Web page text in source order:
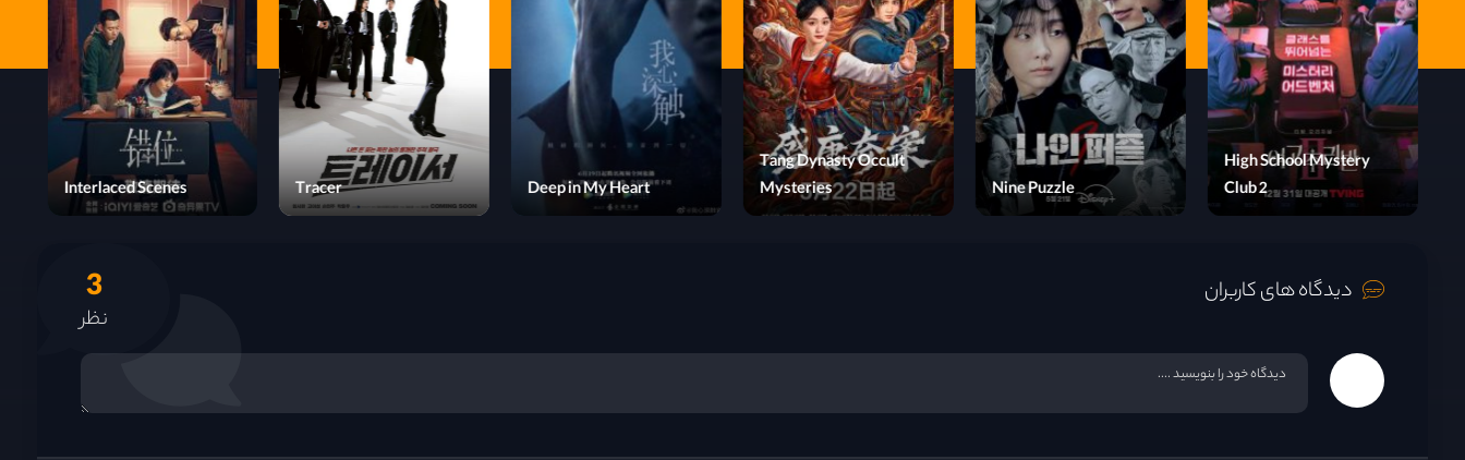
قسمت 13
قسمت 14
قسمت 15
Nine Puzzle
Tang Dynasty Occult
Mysteries
Deep in My Heart
Tracer
Interlaced Scenes
Romantics Anonymous
دیدگاه های کاربران 3
نظر